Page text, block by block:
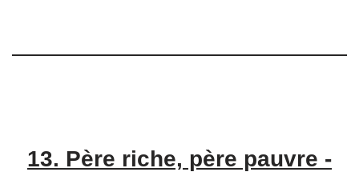
13. Père riche, père pauvre -